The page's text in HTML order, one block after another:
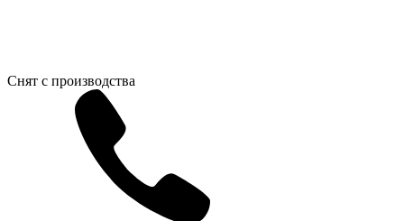
Снят с производства